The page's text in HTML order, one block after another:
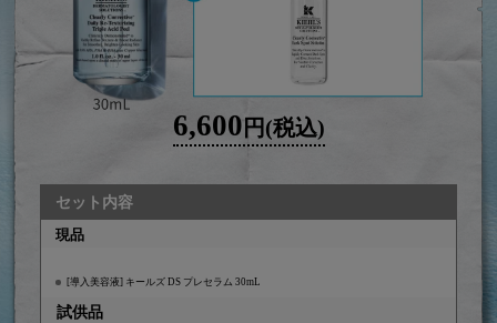
6,600 円(税込)
セット内容
現品
[導入美容液] キールズ DS プレセラム 30mL
試供品